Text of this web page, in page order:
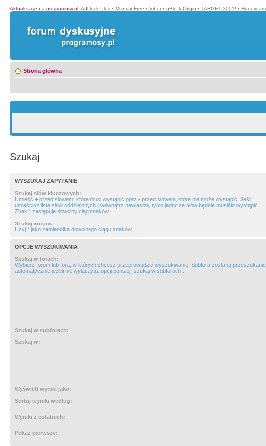
Aktualizacje na programosy.pl: Adblock Plus • Mixmax Free • Viber • uBlock Origin • TARGET 3001! • Honeycam
Strona główna
Szukaj
WYSZUKAJ ZAPYTANIE
Szukaj słów kluczowych:
Umieść + przed słowem, które musi wystąpić oraz - przed słowem, które nie może wystąpić. Jeśli
umieścisz listę słów oddzielonych | wewnątrz nawiasów, tylko jedno ze słów będzie musiało wystąpić.
Znak * zastępuje dowolny ciąg znaków.
Szukaj autora:
Użyj * jako zamiennika dowolnego ciągu znaków.
OPCJE WYSZUKIWANIA
Szukaj w forach:
Wybierz forum lub fora, w których chcesz przeprowadzić wyszukiwanie. Subfora zostaną przeszukanie
automatycznie jeżeli nie wyłączysz opcji poniżej “szukaj w subforach“.
Szukaj w subforach:
Szukaj w:
Wyświetl wyniki jako:
Sortuj wyniki według:
Wyniki z ostatnich:
Pokaż pierwsze: